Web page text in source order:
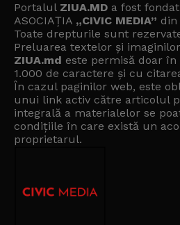
Portalul ZIUA.MD a fost
ASOCIAȚIA „CIVIC MEDIA” din
Toate drepturile sunt
Preluarea textelor și
ZIUA.md este permisă doar
1.000 de caractere și cu
În cazul paginilor web, este
unui link activ către articolul
integrală a materialelor se
condițiile în care există un
proprietarul.